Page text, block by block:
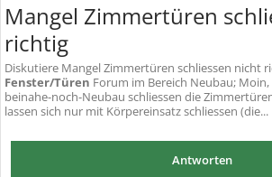
Mangel Zimmertüren
richtig
Diskutiere Mangel Zimmertüren schliessen nicht
Fenster/Türen Forum im Bereich Neubau;
beinahe-noch-Neubau schliessen die
lassen sich nur mit Körpereinsatz schliessen (die...
Antworten